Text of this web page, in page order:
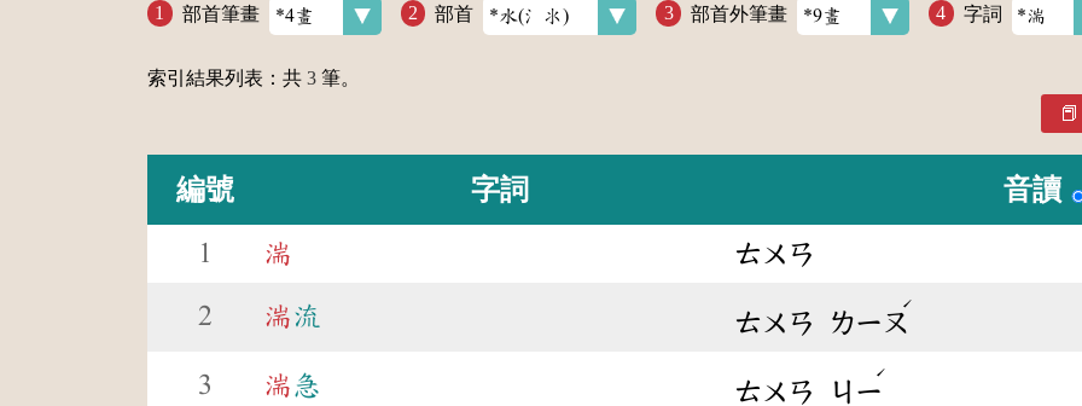
部首筆畫 部首 部首外筆畫 字詞
索引結果列表：共 3 筆。
編號 字詞 音讀
1 湍 ㄊㄨㄢ
2 湍流 ㄊㄨㄢ ㄌㄧㄡ
ˊ
3 湍 急 ㄊㄨㄢ ㄐㄧ
ˊ